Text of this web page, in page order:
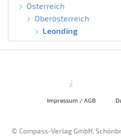
Österreich
Oberösterreich
Leonding
Impressum / AGB
© Compass-Verlag GmbH,